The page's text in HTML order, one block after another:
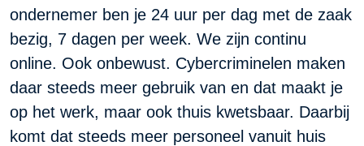
ondernemer ben je 24 uur per dag met de zaak
bezig, 7 dagen per week. We zijn continu
online. Ook onbewust. Cybercriminelen maken
daar steeds meer gebruik van en dat maakt je
op het werk, maar ook thuis kwetsbaar. Daarbij
komt dat steeds meer personeel vanuit huis